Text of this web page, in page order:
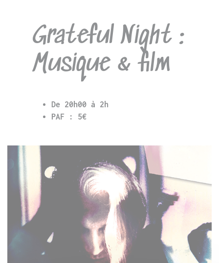
Grateful Night :
Musique & film
De 20h00 à 2h
PAF : 5€